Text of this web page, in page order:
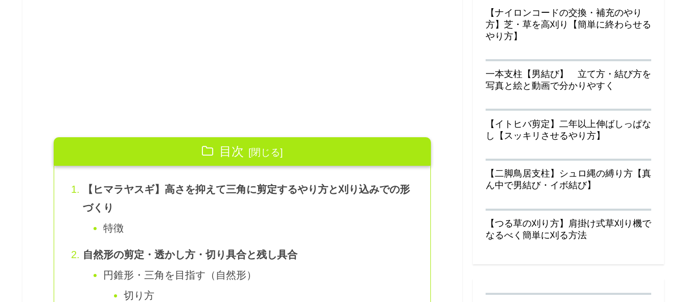
目次
【ヒマラヤスギ】高さを抑えて三角に剪定するやり方と刈り込みでの形
づくり
特徴
自然形の剪定・透かし方・切り具合と残し具合
円錐形・三角を目指す（自然形）
切り方
【ナイロンコードの交換・補充のやり
方】芝・草を高刈り【簡単に終わらせる
やり方】
一本支柱【男結び】 立て方・結び方を
写真と絵と動画で分かりやすく
【イトヒバ剪定】二年以上伸ばしっぱな
し【スッキリさせるやり方】
【二脚鳥居支柱】シュロ縄の縛り方【真
ん中で男結び・イボ結び】
【つる草の刈り方】肩掛け式草刈り機で
なるべく簡単に刈る方法